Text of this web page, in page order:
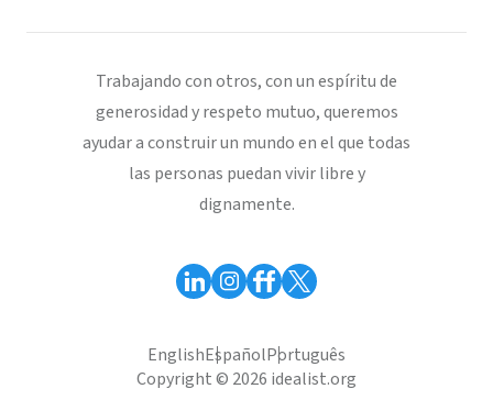
Trabajando con otros, con un espíritu de
generosidad y respeto mutuo, queremos
ayudar a construir un mundo en el que todas
las personas puedan vivir libre y
dignamente.
EnglishEspañolPortuguês
Copyright © 2026 idealist.org